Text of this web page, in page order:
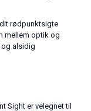
rødpunktsigte
mellem optik og
og alsidig
Sight er velegnet til